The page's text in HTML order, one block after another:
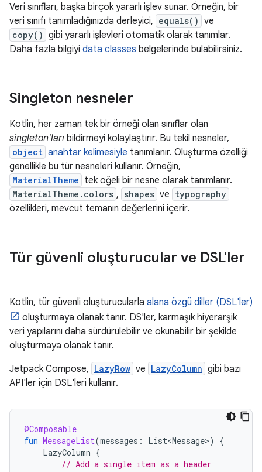
Veri sınıfları, başka birçok yararlı işlev sunar. Örneğin, bir
veri sınıfı tanımladığınızda derleyici, equals() ve
copy() gibi yararlı işlevleri otomatik olarak tanımlar.
Daha fazla bilgiyi data classes belgelerinde bulabilirsiniz.
Singleton nesneler
Kotlin, her zaman tek bir örneği olan sınıflar olan
singleton'ları bildirmeyi kolaylaştırır. Bu tekil nesneler,
object anahtar kelimesiyle tanımlanır. Oluşturma özelliği
genellikle bu tür nesneleri kullanır. Örneğin,
MaterialTheme tek öğeli bir nesne olarak tanımlanır.
MaterialTheme.colors , shapes ve typography
özellikleri, mevcut temanın değerlerini içerir.
Tür güvenli oluşturucular ve DSL'ler
Kotlin, tür güvenli oluşturucularla alana özgü diller (DSL'ler)
oluşturmaya olanak tanır. DS'ler, karmaşık hiyerarşik
veri yapılarını daha sürdürülebilir ve okunabilir bir şekilde
oluşturmaya olanak tanır.
Jetpack Compose, LazyRow ve LazyColumn gibi bazı
API'ler için DSL'leri kullanır.
@Composable
fun MessageList(messages : List<Message>)
{
LazyColumn {
// Add a single item as a header